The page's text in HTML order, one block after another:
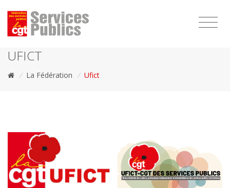
UFICT
/ La Fédération / Ufict